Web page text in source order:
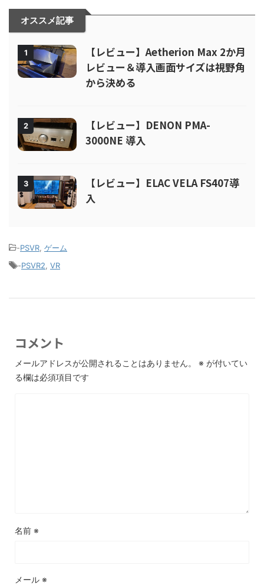
オススメ記事
1
【レビュー】Aetherion Max 2か月
レビュー＆導入画面サイズは視野角
から決める
2
【レビュー】DENON PMA-
3000NE 導入
3
【レビュー】ELAC VELA FS407導
入
-PSVR ゲーム
-PSVR2 VR
コメント
メールアドレスが公開されることはありません。 ※ が付いてい
る欄は必須項目です
名前 ※
メール ※